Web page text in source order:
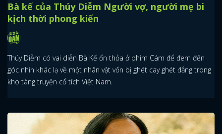
Bà kế của Thúy Diễm Người vợ, người mẹ bi
kịch thời phong kiến
Thúy Diễm có vai diễn Bà Kế ổn thỏa ở phim Cám để đem đến
góc nhìn khác lạ về một nhân vật vốn bị ghét cay ghét đắng trong
kho tàng truyện cổ tích Việt Nam.